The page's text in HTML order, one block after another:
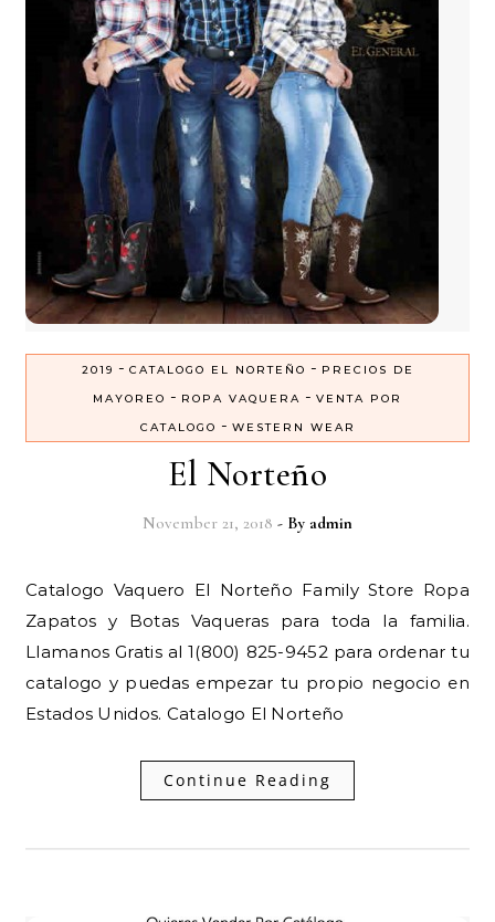
2019 - CATALOGO EL NORTEÑO - PRECIOS DE
MAYOREO - ROPA VAQUERA - VENTA POR
CATALOGO - WESTERN WEAR
El Norteño
November 21, 2018 - By admin
Catalogo Vaquero El Norteño Family Store Ropa
Zapatos y Botas Vaqueras para toda la familia.
Llamanos Gratis al 1(800) 825-9452 para ordenar tu
catalogo y puedas empezar tu propio negocio en
Estados Unidos. Catalogo El Norteño
Continue Reading